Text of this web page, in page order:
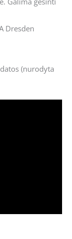
Dresden
(nurodyta